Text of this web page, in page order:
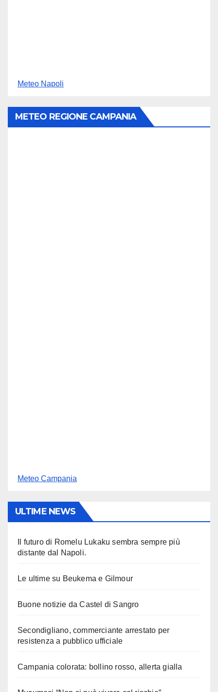
Meteo Napoli
METEO REGIONE CAMPANIA
Meteo Campania
ULTIME NEWS
Il futuro di Romelu Lukaku sembra sempre più
distante dal Napoli.
Le ultime su Beukema e Gilmour
Buone notizie da Castel di Sangro
Secondigliano, commerciante arrestato per
resistenza a pubblico ufficiale
Campania colorata: bollino rosso, allerta gialla